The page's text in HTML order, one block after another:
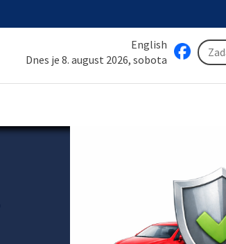
English
Dnes je 8. august 2026, sobota